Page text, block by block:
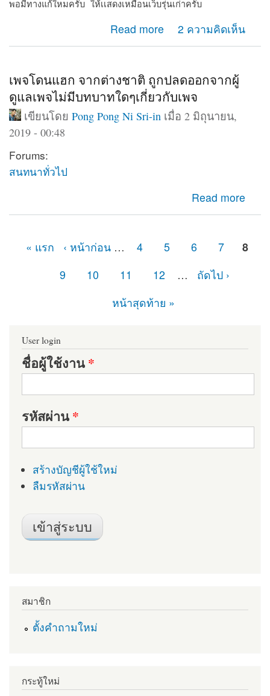
พอมีทางแก้ใหมครับ ให้เเสดงเหมือนเว็บรุ่นเก่าครับ
Read more
about Web shows on computer only 2 ความคิดเห็น
เพจโดนแฮก จากต่างชาติ ถูกปลดออกจากผู้
ดูแลเพจไม่มีบทบาทใดๆเกี่ยวกับเพจ
เขียนโดย Pong Pong Ni Sri-in เมื่อ 2 มิถุนายน,
2019 - 00:48
Forums:
สนทนาทั่วไป
Read more
about เพจโดนแฮก จากต่างชาติ ถูกปลดออกจากผู้ดูแลเพจ
ไม่มีบทบาทใดๆเกี่ยวกับเพจ
« แรก ‹ หน้าก่อน … 4 5 6 7
8
9
10 11 12 …
ถัดไป ›
หน้าสุดท้าย »
User login
ชื่อผู้ใช้งาน*
รหัสผ่าน*
สร้างบัญชีผู้ใช้ใหม่
ลืมรหัสผ่าน
สมาชิก
ตั้งคำถามใหม่
กระทู้ใหม่